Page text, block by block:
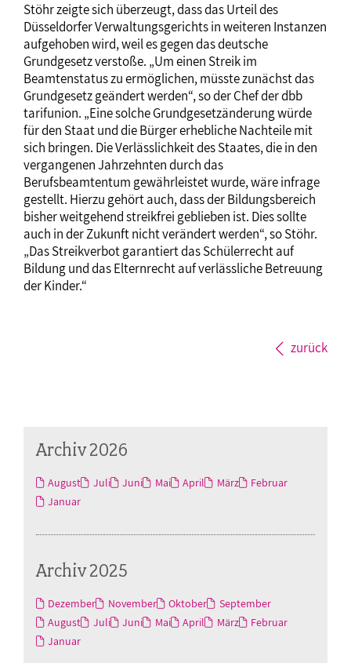
Stöhr zeigte sich überzeugt, dass das Urteil des
Düsseldorfer Verwaltungsgerichts in weiteren Instanzen
aufgehoben wird, weil es gegen das deutsche
Grundgesetz verstoße. „Um einen Streik im
Beamtenstatus zu ermöglichen, müsste zunächst das
Grundgesetz geändert werden“, so der Chef der dbb
tarifunion. „Eine solche Grundgesetzänderung würde
für den Staat und die Bürger erhebliche Nachteile mit
sich bringen. Die Verlässlichkeit des Staates, die in den
vergangenen Jahrzehnten durch das
Berufsbeamtentum gewährleistet wurde, wäre infrage
gestellt. Hierzu gehört auch, dass der Bildungsbereich
bisher weitgehend streikfrei geblieben ist. Dies sollte
auch in der Zukunft nicht verändert werden“, so Stöhr.
„Das Streikverbot garantiert das Schülerrecht auf
Bildung und das Elternrecht auf verlässliche Betreuung
der Kinder.“
zurück
Archiv 2026
August Juli Juni Mai April März
Februar
Januar
Archiv 2025
Dezember November Oktober
September
August
Juli Juni Mai April März
Februar
Januar